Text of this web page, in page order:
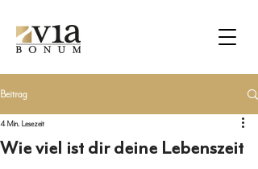
Beitrag
Wie viel ist dir deine Lebenszeit
4 Min. Lesezeit